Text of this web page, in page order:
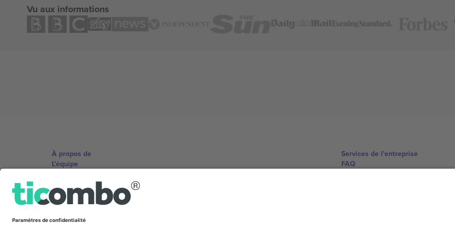
Vu aux informations
À propos de
L'équipe
Conditions générales
Programme d'affiliation
Services de l'entreprise
FAQ